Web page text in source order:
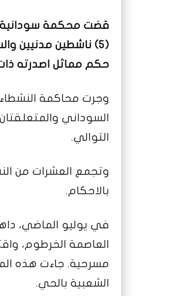
(5) ناشطين مدنيين
حكم مماثل اصدرته
السوداني
التوالي.
وتجمع العشرات من
بالاحكام.
في يوليو الماضي،
العاصمة الخرطوم،
مسرحية. جاءت هذه
الشعبية بالحي.